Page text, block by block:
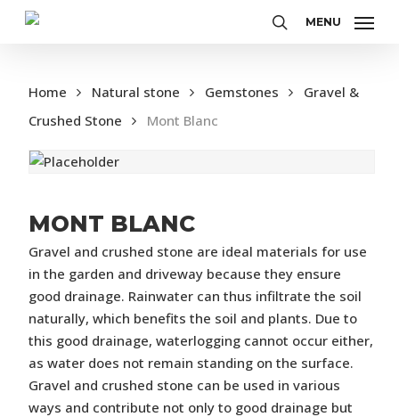
Skip
MENU
Home Natural stone Gemstones
Gravel &
Crushed Stone
Mont Blanc
MONT BLANC
Gravel and crushed stone are ideal materials for use
in the garden and driveway because they ensure
good drainage. Rainwater can thus infiltrate the soil
naturally, which benefits the soil and plants. Due to
this good drainage, waterlogging cannot occur either,
as water does not remain standing on the surface.
Gravel and crushed stone can be used in various
ways and contribute not only to good drainage but